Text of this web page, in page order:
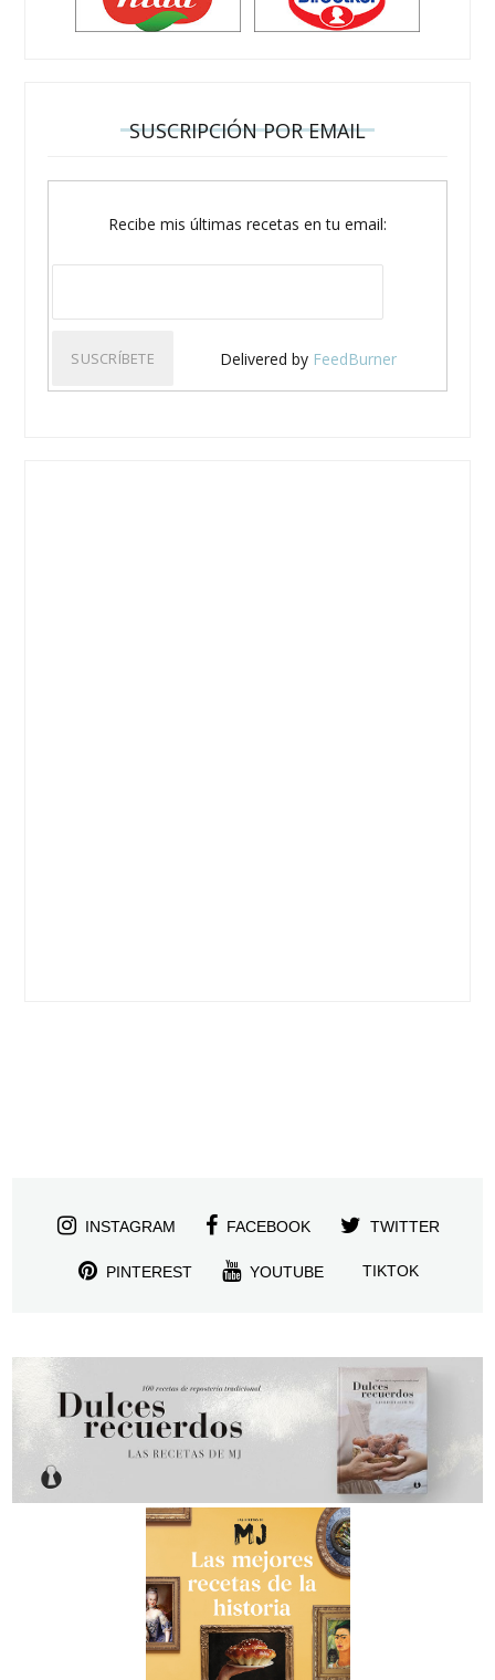
SUSCRIPCIÓN POR EMAIL
Recibe mis últimas recetas en tu email:
Delivered by FeedBurner
INSTAGRAM FACEBOOK TWITTER
PINTEREST YOUTUBE TIKTOK